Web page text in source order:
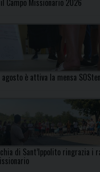
Campo Missionario 2026
agosto è attiva la mensa
di Sant’Ippolito ringrazia i